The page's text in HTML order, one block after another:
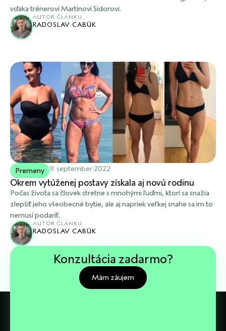
vďaka trénerovi Martinovi Sidorovi.
AUTOR ČLÁNKU
RADOSLAV CABÚK
Premeny 9. september 2022
Okrem vytúženej postavy získala aj novú rodinu
Počas života sa človek stretne s mnohými ľuďmi, ktorí sa snažia
zlepšiť jeho všeobecné bytie, ale aj napriek veľkej snahe sa im to
nemusí podariť.
AUTOR ČLÁNKU
RADOSLAV CABÚK
Konzultácia zadarmo?
Mám záujem